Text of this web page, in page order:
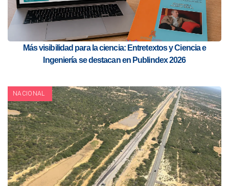
Más visibilidad para la ciencia: Entretextos y Ciencia e
Ingeniería se destacan en Publindex 2026
NACIONAL